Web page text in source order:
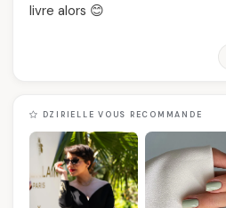
livre alors 😊
DZIRIELLE VOUS RECOMMANDE